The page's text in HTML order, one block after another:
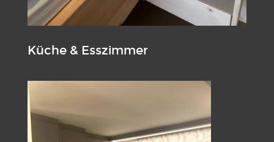
Küche & Esszimmer